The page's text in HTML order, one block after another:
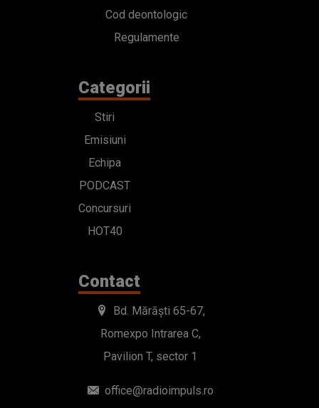
Cod deontologic
Regulamente
Categorii
Stiri
Emisiuni
Echipa
PODCAST
Concursuri
HOT40
Contact
Bd. Mărăști 65-67,
Romexpo Intrarea C,
Pavilion T, sector 1
office@radioimpuls.ro